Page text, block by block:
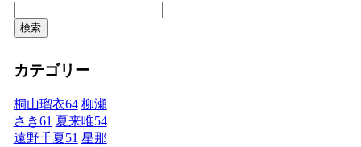
検索
カテゴリー
桐山瑠衣64 柳瀬
さき61 夏来唯54
遠野千夏51 星那